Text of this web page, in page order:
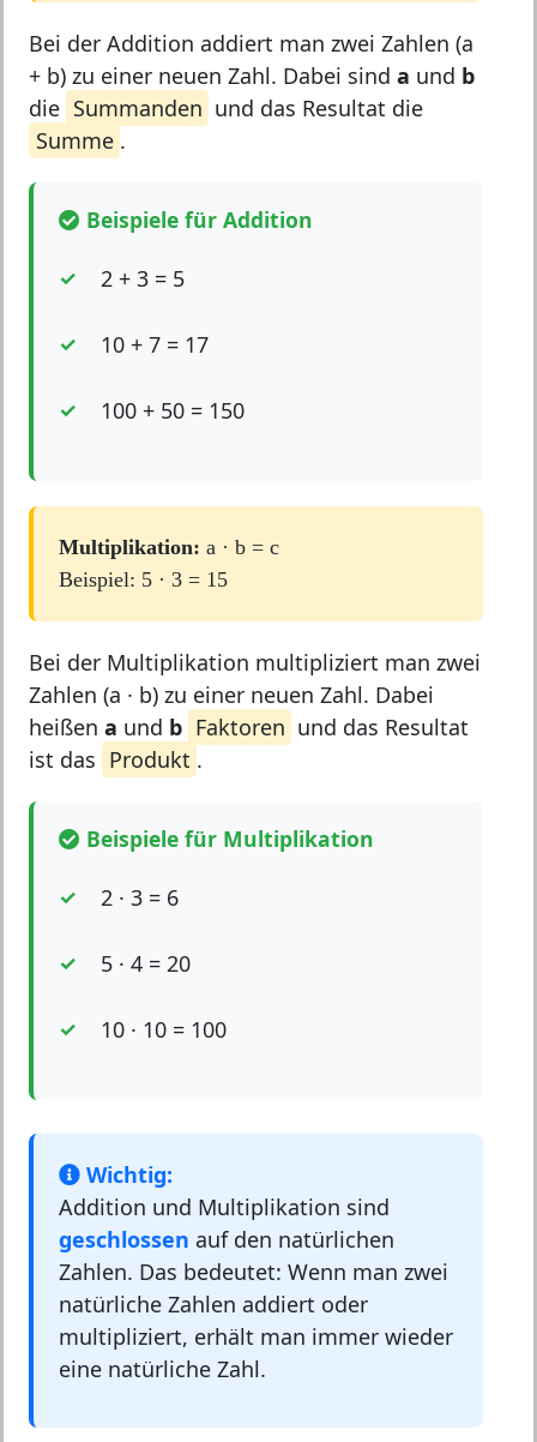
Bei der Addition addiert man zwei Zahlen (a
+ b) zu einer neuen Zahl. Dabei sind a und b
die Summanden und das Resultat die
Summe .
Beispiele für Addition
2 + 3 = 5
10 + 7 = 17
100 + 50 = 150
Multiplikation: a · b = c
Beispiel: 5 · 3 = 15
Bei der Multiplikation multipliziert man zwei
Zahlen (a · b) zu einer neuen Zahl. Dabei
heißen a und b Faktoren und das Resultat
ist das Produkt .
Beispiele für Multiplikation
2 · 3 = 6
5 · 4 = 20
10 · 10 = 100
Wichtig:
Addition und Multiplikation sind
geschlossen auf den natürlichen
Zahlen. Das bedeutet: Wenn man zwei
natürliche Zahlen addiert oder
multipliziert, erhält man immer wieder
eine natürliche Zahl.